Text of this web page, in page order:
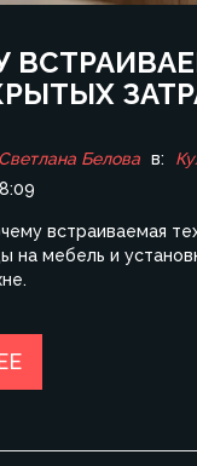
Светлана Белова в:
встраиваемая
на мебель и